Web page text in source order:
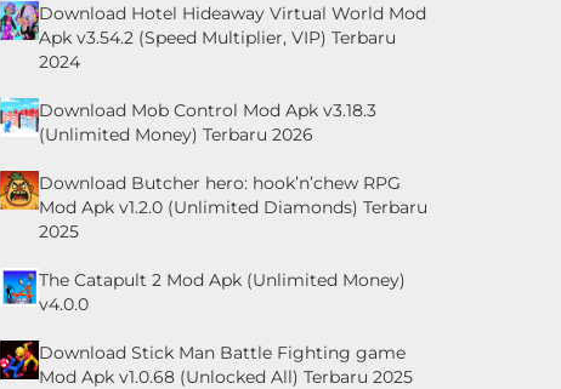
Download Hotel Hideaway Virtual World Mod
Apk v3.54.2 (Speed Multiplier, VIP) Terbaru
2024
Download Mob Control Mod Apk v3.18.3
(Unlimited Money) Terbaru 2026
Download Butcher hero: hook’n’chew RPG
Mod Apk v1.2.0 (Unlimited Diamonds) Terbaru
2025
The Catapult 2 Mod Apk (Unlimited Money)
v4.0.0
Download Stick Man Battle Fighting game
Mod Apk v1.0.68 (Unlocked All) Terbaru 2025